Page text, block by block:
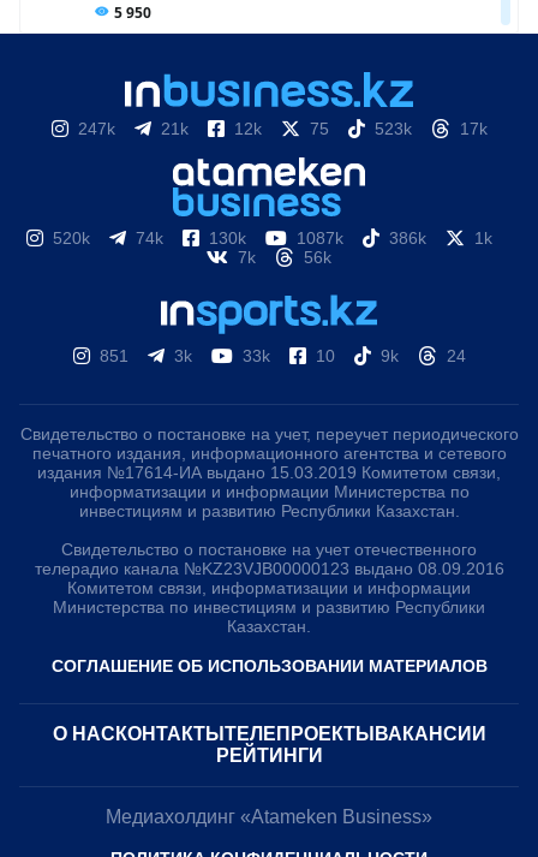
247k 21k 12k 75 523k 17k
520k 74k 130k 1087k 386k
1k
7k
56k
851 3k 33k 10 9k 24
Свидетельство о постановке на учет, переучет периодического
печатного издания, информационного агентства и сетевого
издания №17614-ИА выдано 15.03.2019 Комитетом связи,
информатизации и информации Министерства по
инвестициям и развитию Республики Казахстан.
Свидетельство о постановке на учет отечественного
телерадио канала №KZ23VJB00000123 выдано 08.09.2016
Комитетом связи, информатизации и информации
Министерства по инвестициям и развитию Республики
Казахстан.
СОГЛАШЕНИЕ ОБ ИСПОЛЬЗОВАНИИ МАТЕРИАЛОВ
О НАС КОНТАКТЫ ТЕЛЕПРОЕКТЫ ВАКАНСИИ
РЕЙТИНГИ
Медиахолдинг «Atameken Business»